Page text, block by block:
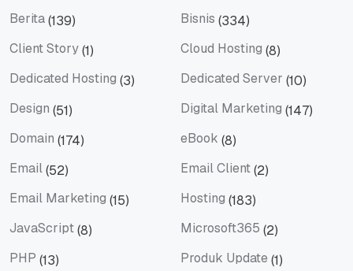
Berita(139) Bisnis (334)
Client Story(1) Cloud Hosting (8)
Dedicated Hosting (3) Dedicated Server (10)
Design (51) Digital Marketing (147)
Domain (174) eBook (8)
Email(52) Email Client(2)
Email Marketing (15) Hosting (183)
JavaScript(8) Microsoft365 (2)
PHP (13) Produk Update (1)